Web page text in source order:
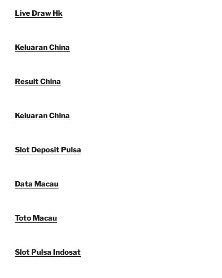
Live Draw Hk
Keluaran China
Result China
Keluaran China
Slot Deposit Pulsa
Data Macau
Toto Macau
Slot Pulsa Indosat